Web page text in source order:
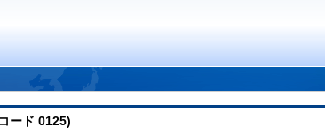
ード 0125)